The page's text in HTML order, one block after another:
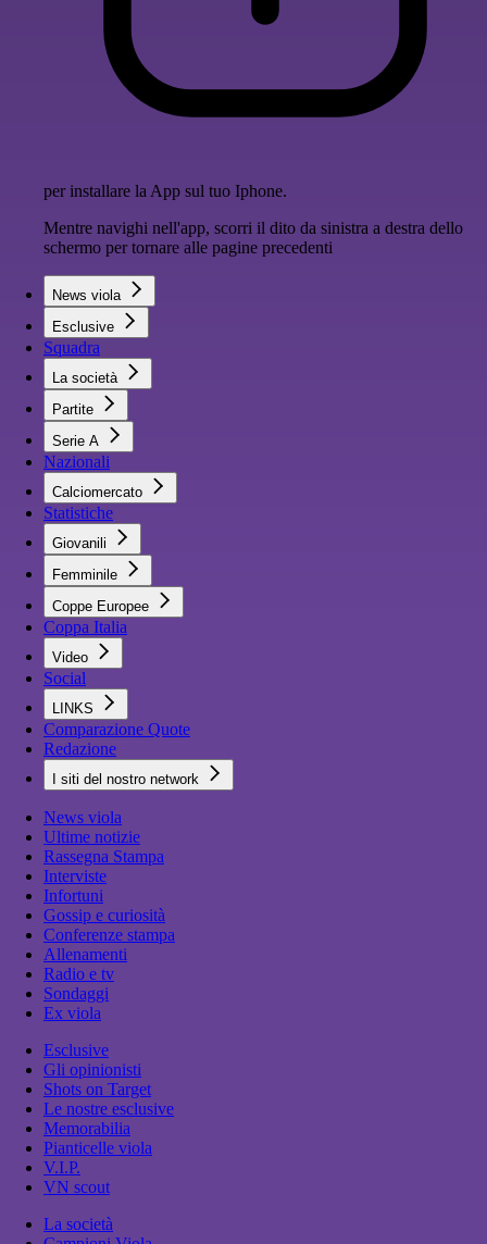
per installare la App sul tuo Iphone.
Mentre navighi nell'app, scorri il dito da sinistra a destra dello
schermo per tornare alle pagine precedenti
News viola
Esclusive
Squadra
La società
Partite
Serie A
Nazionali
Calciomercato
Statistiche
Giovanili
Femminile
Coppe Europee
Coppa Italia
Video
Social
LINKS
Comparazione Quote
Redazione
I siti del nostro network
News viola
Ultime notizie
Rassegna Stampa
Interviste
Infortuni
Gossip e curiosità
Conferenze stampa
Allenamenti
Radio e tv
Sondaggi
Ex viola
Esclusive
Gli opinionisti
Shots on Target
Le nostre esclusive
Memorabilia
Pianticelle viola
V.I.P.
VN scout
La società